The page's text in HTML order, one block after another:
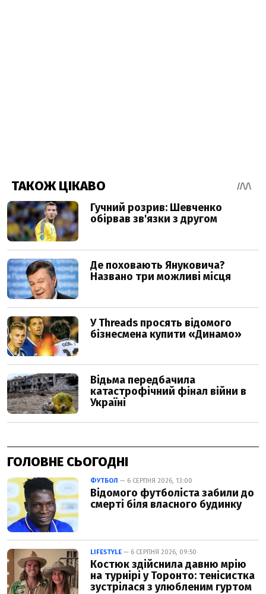
ГОЛОВНЕ СЬОГОДНІ
ФУТБОЛ — 6 СЕРПНЯ 2026, 13:00
Відомого футболіста забили до
смерті біля власного будинку
LIFESTYLE — 6 СЕРПНЯ 2026, 09:50
Костюк здійснила давню мрію
на турнірі у Торонто: тенісистка
зустрілася з улюбленим гуртом